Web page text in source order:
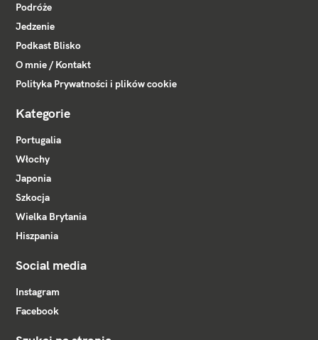
Podróże
Jedzenie
Podkast Blisko
O mnie / Kontakt
Polityka Prywatności i plików cookie
Kategorie
Portugalia
Włochy
Japonia
Szkocja
Wielka Brytania
Hiszpania
Social media
Instagram
Facebook